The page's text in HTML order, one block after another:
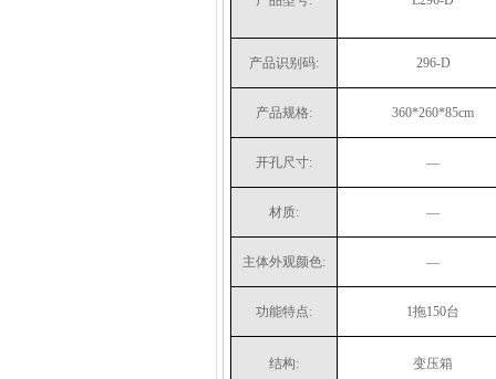
产品识别码: 296-D
产品规格: 360*260*85cm
开孔尺寸: —
材质: —
主体外观颜色: —
功能特点: 1拖150台
结构: 变压箱